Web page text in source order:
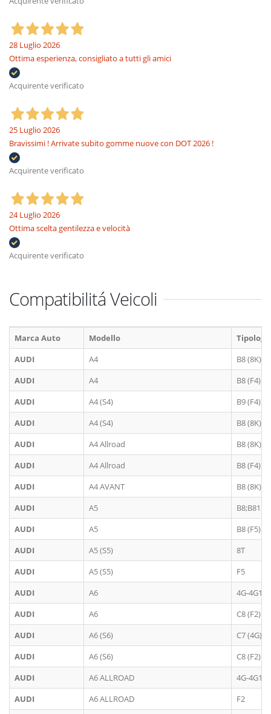
28 Luglio 2026
Ottima esperienza, consigliato a tutti gli amici
Acquirente verificato
25 Luglio 2026
Bravissimi ! Arrivate subito gomme nuove con DOT 2026 !
Acquirente verificato
24 Luglio 2026
Ottima scelta gentilezza e velocità
Acquirente verificato
Compatibilitá Veicoli
Marca Auto Modello
AUDI
A4
B8 (8K)
AUDI
A4
B8 (F4)
AUDI
A4 (S4)
B9 (F4)
AUDI
A4 (S4)
B8 (8K)
AUDI
A4 Allroad
B8 (8K)
AUDI
A4 Allroad
B8 (F4)
AUDI
A4 AVANT
B8 (8K)
AUDI
A5
B8;B81
AUDI
A5
B8 (F5)
AUDI
A5 (S5)
8T
AUDI
A5 (S5)
F5
AUDI
A6
4G-4G1
AUDI
A6
C8 (F2)
AUDI
A6 (S6)
C7 (4G)
AUDI
A6 (S6)
C8 (F2)
AUDI
A6 ALLROAD
4G-4G1
AUDI
A6 ALLROAD
F2